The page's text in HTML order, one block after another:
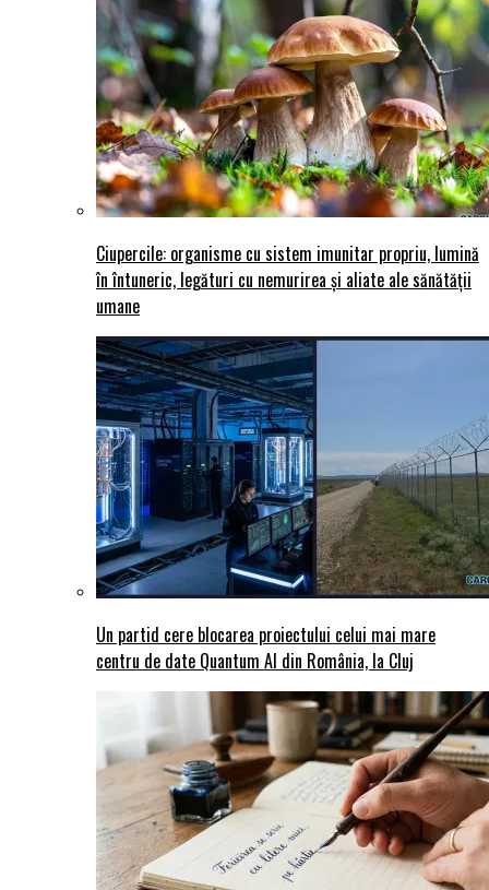
Ciupercile: organisme cu sistem imunitar propriu, lumină
în întuneric, legături cu nemurirea și aliate ale sănătății
umane
Un partid cere blocarea proiectului celui mai mare
centru de date Quantum AI din România, la Cluj